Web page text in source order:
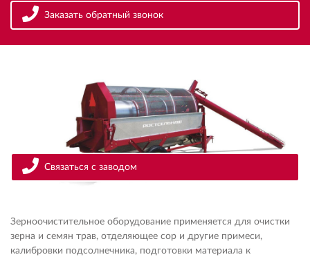
Заказать обратный звонок
Связаться с заводом
Зерноочистительное оборудование применяется для очистки
зерна и семян трав, отделяющее сор и другие примеси,
калибровки подсолнечника, подготовки материала к